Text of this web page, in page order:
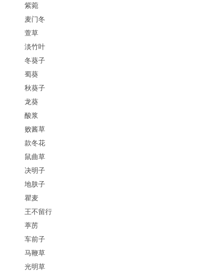
紫菀
麦门冬
萱草
淡竹叶
冬葵子
蜀葵
秋葵子
龙葵
酸浆
败酱草
款冬花
鼠曲草
决明子
地肤子
瞿麦
王不留行
葶苈
车前子
马鞭草
光明草